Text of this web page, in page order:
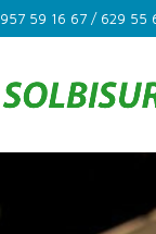
957 59 16 67 / 629 55